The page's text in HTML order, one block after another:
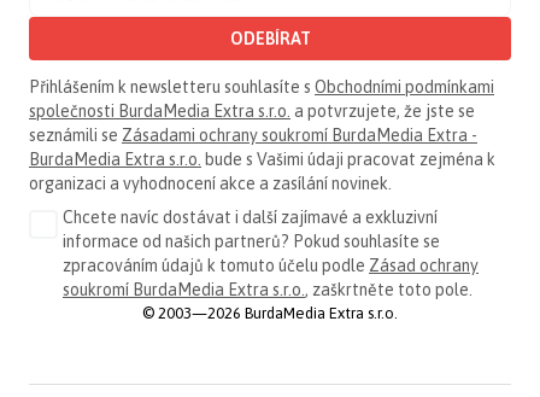
ODEBÍRAT
Přihlášením k newsletteru souhlasíte s Obchodními podmínkami
společnosti BurdaMedia Extra s.r.o. a potvrzujete, že jste se
seznámili se Zásadami ochrany soukromí BurdaMedia Extra -
BurdaMedia Extra s.r.o. bude s Vašimi údaji pracovat zejména k
organizaci a vyhodnocení akce a zasílání novinek.
Chcete navíc dostávat i další zajímavé a exkluzivní
informace od našich partnerů? Pokud souhlasíte se
zpracováním údajů k tomuto účelu podle Zásad ochrany
soukromí BurdaMedia Extra s.r.o., zaškrtněte toto pole.
© 2003—2026 BurdaMedia Extra s.r.o.